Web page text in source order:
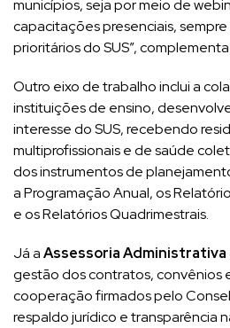
municípios, seja por meio de
capacitações presenciais,
prioritários do SUS”,
Outro eixo de trabalho inclui a
instituições de ensino,
interesse do SUS, recebendo
multiprofissionais e de saúde
dos instrumentos de
a Programação Anual, os
e os Relatórios Quadrimestrais.
Já aAssessoria Administrativa
gestão dos contratos, convênios
cooperação firmados pelo
respaldo jurídico e transparência